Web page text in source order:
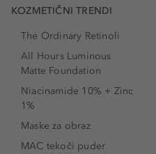
KOZMETIČNI TRENDI
The Ordinary Retinoli
All Hours Luminous
Matte Foundation
Niacinamide 10% + Zinc
1%
Maske za obraz
MAC tekoči puder